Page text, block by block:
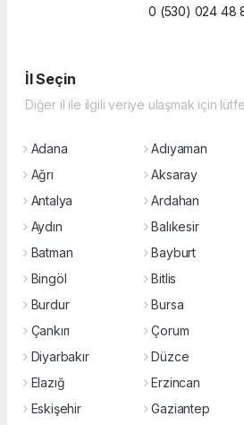
0 (530) 024 48
İl Seçin
Diğer il ile ilgili veriye ulaşmak için
Adana Adıyaman
Ağrı
Aksaray
Antalya
Ardahan
Aydın
Balıkesir
Batman
Bayburt
Bingöl
Bitlis
Burdur
Bursa
Çankırı
Çorum
Diyarbakır
Düzce
Elazığ
Erzincan
Eskişehir
Gaziantep